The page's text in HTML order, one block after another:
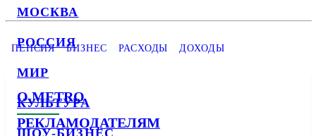
МОСКВА
РОССИЯ
МИР
КУЛЬТУРА
ШОУ-БИЗНЕС
ПЕНСИЯ БИЗНЕС РАСХОДЫ ДОХОДЫ
О METRO
РЕКЛАМОДАТЕЛЯМ